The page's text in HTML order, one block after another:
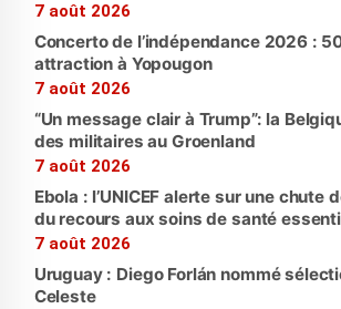
7 août 2026
Concerto de l’indépendance 2026 :
attraction à Yopougon
7 août 2026
“Un message clair à Trump”: la
des militaires au Groenland
7 août 2026
Ebola : l’UNICEF alerte sur une chute
du recours aux soins de santé
7 août 2026
Uruguay : Diego Forlán nommé
Celeste